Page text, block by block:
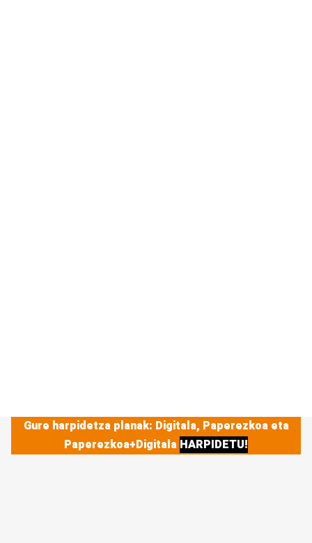
Gure harpidetza planak: Digitala, Paperezkoa eta
Paperezkoa+Digitala HARPIDETU!